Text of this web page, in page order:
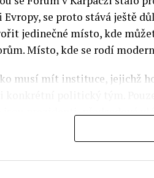
Evropy, se proto stává ještě
jedinečné místo, kde
Místo, kde se rodí
musí mít instituce, jejichž
jsou prezidenti, předsedové
korporací, lidé z